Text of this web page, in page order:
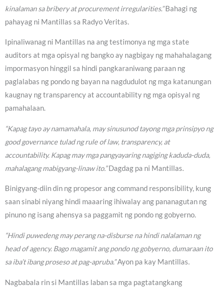
kinalaman sa bribery at procurement irregularities.”Bahagi ng
pahayag ni Mantillas sa Radyo Veritas.
Ipinaliwanag ni Mantillas na ang testimonya ng mga state
auditors at mga opisyal ng bangko ay nagbigay ng mahahalagang
impormasyon hinggil sa hindi pangkaraniwang paraan ng
paglalabas ng pondo ng bayan na nagdudulot ng mga katanungan
kaugnay ng transparency at accountability ng mga opisyal ng
pamahalaan.
“Kapag tayo ay namamahala, may sinusunod tayong mga prinsipyo ng
good governance tulad ng rule of law, transparency, at
accountability. Kapag may mga pangyayaring nagiging kaduda-duda,
mahalagang mabigyang-linaw ito.”Dagdag pa ni Mantillas.
Binigyang-diin din ng propesor ang command responsibility, kung
saan sinabi niyang hindi maaaring ihiwalay ang pananagutan ng
pinuno ng isang ahensya sa paggamit ng pondo ng gobyerno.
“Hindi puwedeng may perang na-disburse na hindi nalalaman ng
head of agency. Bago magamit ang pondo ng gobyerno, dumaraan ito
sa iba’t ibang proseso at pag-apruba.”Ayon pa kay Mantillas.
Nagbabala rin si Mantillas laban sa mga pagtatangkang